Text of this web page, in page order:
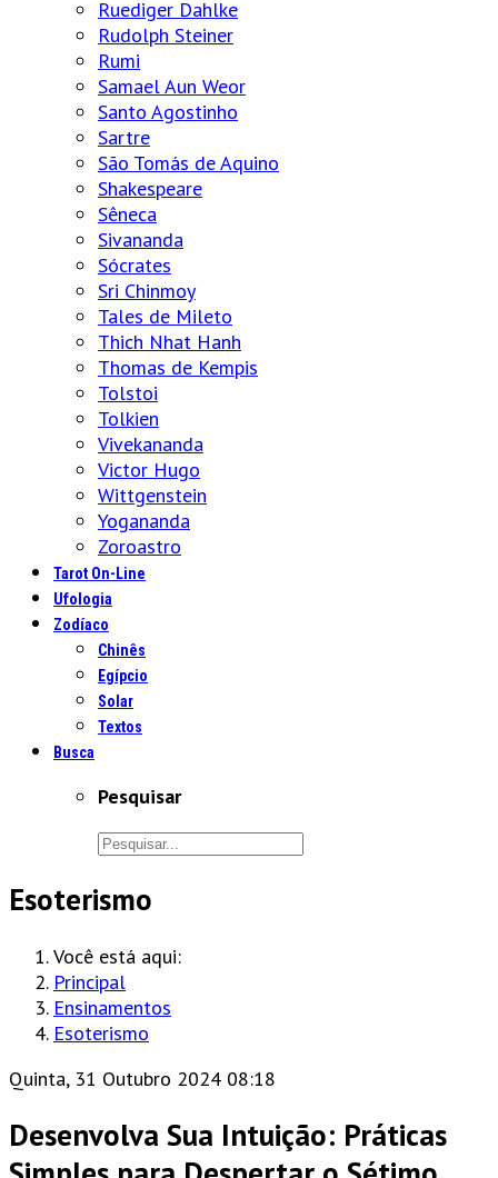
Ruediger Dahlke
Rudolph Steiner
Rumi
Samael Aun Weor
Santo Agostinho
Sartre
São Tomás de Aquino
Shakespeare
Sêneca
Sivananda
Sócrates
Sri Chinmoy
Tales de Mileto
Thich Nhat Hanh
Thomas de Kempis
Tolstoi
Tolkien
Vivekananda
Victor Hugo
Wittgenstein
Yogananda
Zoroastro
Tarot On-Line
Ufologia
Zodíaco
Chinês
Egípcio
Solar
Textos
Busca
Pesquisar
Esoterismo
Você está aqui:
Principal
Ensinamentos
Esoterismo
Quinta, 31 Outubro 2024 08:18
Desenvolva Sua Intuição: Práticas